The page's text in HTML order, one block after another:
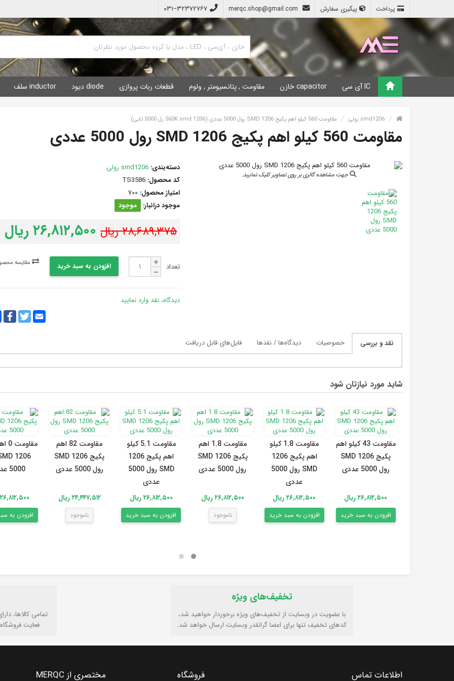
۰۳۱−۳۲۳۷۲۷۶۷ پیگیری سفارش پرداخت
IC آی سی capacitor خازن مقاومت , پتانسیومتر , ولوم قطعات ربات پروازی diode دیود inductor سلف
smd1206 رولی مقاومت 560 کیلو اهم پکیج 1206 SMD رول 5000 عددی (560K smd 1206 رل 5000 تایی)
مقاومت 560 کیلو اهم پکیج 1206 SMD رول 5000 عددی
جهت مشاهده گالری بر روی تصاویر کلیک نمایید.
دسته‌بندی: smd1206 رولی
کد محصول: TS3586
امتیاز محصول: 700
موجود درانبار:
موجود
۲۸,۶۸۹,۳۷۵ ریال ۲۶,۸۱۲,۵۰۰ ریال
تعداد افزودن به سبد خرید مقایسه محصول
دیدگاه، نقد وارد نمایید
TwitterEmail
نقد و بررسی خصوصیات دیدگاه‌ها / نقدها فایل‌های قابل دریافت
شاید مورد نیازتان شود
مقاومت 43 کیلو اهم
پکیج 1206 SMD
رول 5000 عددی
۲۶,۸۱۲,۵۰۰ ریال
افزودن به سبد خرید
مقاومت 1.8 کیلو
اهم پکیج 1206
SMD رول 5000
عددی
۲۶,۸۱۲,۵۰۰ ریال
افزودن به سبد خرید
مقاومت 1.8 اهم
پکیج 1206 SMD
رول 5000 عددی
۲۶,۸۱۲,۵۰۰ ریال
ناموجود
مقاومت 5.1 کیلو
اهم پکیج 1206
SMD رول 5000
عددی
۲۶,۸۱۲,۵۰۰ ریال
افزودن به سبد خرید
مقاومت 82 اهم
پکیج 1206 SMD
رول 5000 عددی
۲۴,۴۴۷,۵۱۲ ریال
ناموجود
5000 عددی
۲۶,۸۱۲,۵۰۰ ریال
افزودن به
تخفیف‌های ویژه
با عضویت در وبسایت از تخفیف‌های ویژه برخوردار خواهید شد،
کدهای تخفیف تنها برای اعضا گرانقدر وبسایت ارسال خواهد شد.
تمامی كالاها،
فعایت
اطلاعات تماس فروشگاه مختصری از MERQC